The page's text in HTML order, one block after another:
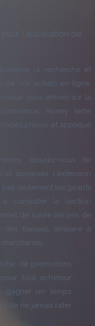
pour l’application de
la recherche et
de vos achats en ligne.
vous arrivez sur la
Honey teste
codes promo et applique
assurez-vous de
et appareils. L’extension
pas seulement les géants
à consulter la section
de suivre les prix de
baisses, similaire à
marchands.
de promotions
tout acheteur
gagner un temps
de ne jamais rater